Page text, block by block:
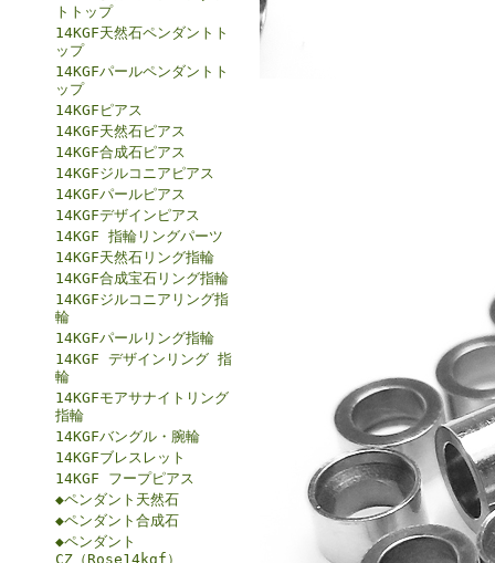
トトップ
14KGF天然石ペンダントト
ップ
14KGFパールペンダントト
ップ
14KGFピアス
14KGF天然石ピアス
14KGF合成石ピアス
14KGFジルコニアピアス
14KGFパールピアス
14KGFデザインピアス
14KGF 指輪リングパーツ
14KGF天然石リング指輪
14KGF合成宝石リング指輪
14KGFジルコニアリング指
輪
14KGFパールリング指輪
14KGF デザインリング 指
輪
14KGFモアサナイトリング
指輪
14KGFバングル・腕輪
14KGFブレスレット
14KGF フープピアス
◆ペンダント天然石
◆ペンダント合成石
◆ペンダント
CZ（Rose14kgf）